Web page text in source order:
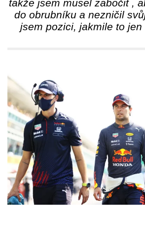
takže jsem musel zabočit ,
do obrubníku a nezničil
jsem pozici, jakmile to jen